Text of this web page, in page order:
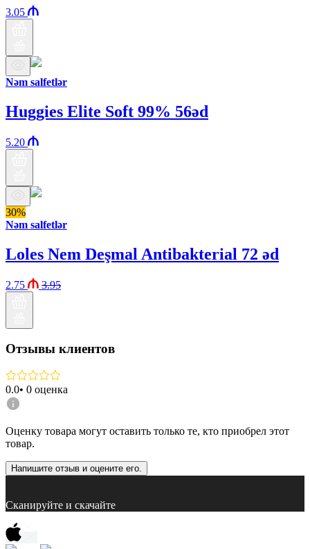
3.05
Nəm salfetlər
Huggies Elite Soft 99% 56əd
5.20
30%
Nəm salfetlər
Loles Nem Deşmal Antibakterial 72 əd
2.75 3.95
Отзывы клиентов
0.0• 0 оценка
Оценку товара могут оставить только те, кто приобрел этот
товар.
Напишите отзыв и оцените его.
Сканируйте и скачайте